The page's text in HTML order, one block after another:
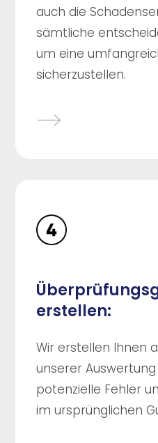
auch die
sämtliche
um eine
sicherzustellen.
erstellen:
Wir erstellen Ihnen
unserer
potenzielle Fehler
im ursprünglichen